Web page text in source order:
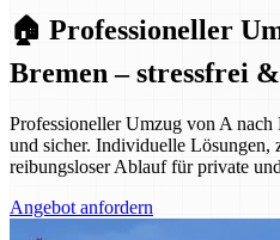
🏠 Professioneller
Bremen – stressfrei
Professioneller Umzug von A nach
und sicher. Individuelle Lösungen,
reibungsloser Ablauf für private
Angebot anfordern